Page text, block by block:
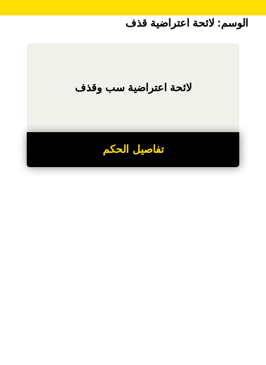
الوسم: لائحة اعتراضية قذف
لائحة اعتراضية سب وقذف
تفاصيل الحكم